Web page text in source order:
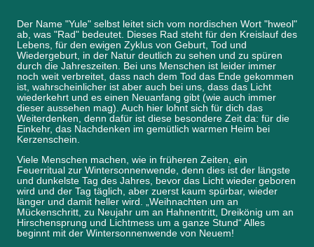
Der Name "Yule" selbst leitet sich vom nordischen Wort "hweol"
ab, was "Rad" bedeutet. Dieses Rad steht für den Kreislauf des
Lebens, für den ewigen Zyklus von Geburt, Tod und
Wiedergeburt, in der Natur deutlich zu sehen und zu spüren
durch die Jahreszeiten. Bei uns Menschen ist leider immer
noch weit verbreitet, dass nach dem Tod das Ende gekommen
ist, wahrscheinlicher ist aber auch bei uns, dass das Licht
wiederkehrt und es einen Neuanfang gibt (wie auch immer
dieser aussehen mag). Auch hier lohnt sich für dich das
Weiterdenken, denn dafür ist diese besondere Zeit da: für die
Einkehr, das Nachdenken im gemütlich warmen Heim bei
Kerzenschein.
Viele Menschen machen, wie in früheren Zeiten, ein
Feuerritual zur Wintersonnenwende, denn dies ist der längste
und dunkelste Tag des Jahres, bevor das Licht wieder geboren
wird und der Tag täglich, aber zuerst kaum spürbar, wieder
länger und damit heller wird. „Weihnachten um an
Mückenschritt, zu Neujahr um an Hahnentritt, Dreikönig um an
Hirschensprung und Lichtmess um a ganze Stund“ Alles
beginnt mit der Wintersonnenwende von Neuem!